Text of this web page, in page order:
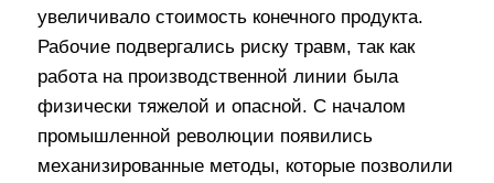
увеличивало стоимость конечного продукта.
Рабочие подвергались риску травм, так как
работа на производственной линии была
физически тяжелой и опасной. С началом
промышленной революции появились
механизированные методы, которые позволили